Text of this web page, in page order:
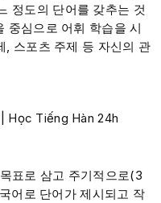
정도의 단어를 갖추는 것
중심으로 어휘 학습을 시
, 스포츠 주제 등 자신의 관
표로 삼고 주기적으로(3
어로 단어가 제시되고 작